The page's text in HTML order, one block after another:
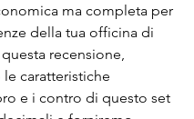
ma completa per
della tua officina di
recensione,
caratteristiche
e i contro di questo set